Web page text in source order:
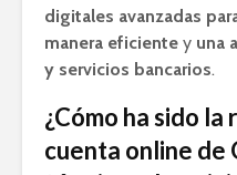
digitales avanzadas
manera eficiente y una
y servicios bancarios.
¿Cómo ha sido
cuenta online de